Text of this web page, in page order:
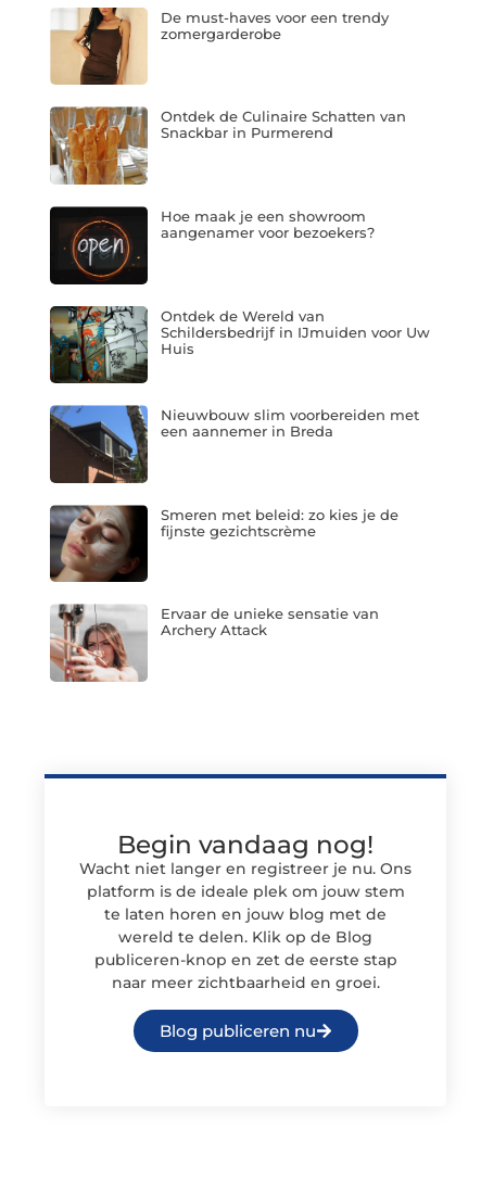
De must-haves voor een trendy
zomergarderobe
Ontdek de Culinaire Schatten van
Snackbar in Purmerend
Hoe maak je een showroom
aangenamer voor bezoekers?
Ontdek de Wereld van
Schildersbedrijf in IJmuiden voor Uw
Huis
Nieuwbouw slim voorbereiden met
een aannemer in Breda
Smeren met beleid: zo kies je de
fijnste gezichtscrème
Ervaar de unieke sensatie van
Archery Attack
Begin vandaag nog!
Wacht niet langer en registreer je nu. Ons
platform is de ideale plek om jouw stem
te laten horen en jouw blog met de
wereld te delen. Klik op de Blog
publiceren-knop en zet de eerste stap
naar meer zichtbaarheid en groei.
Blog publiceren nu